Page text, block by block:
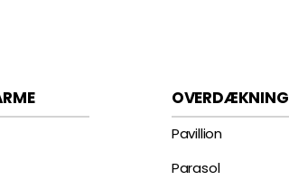
OVERDÆKNING
Pavillion
Parasol